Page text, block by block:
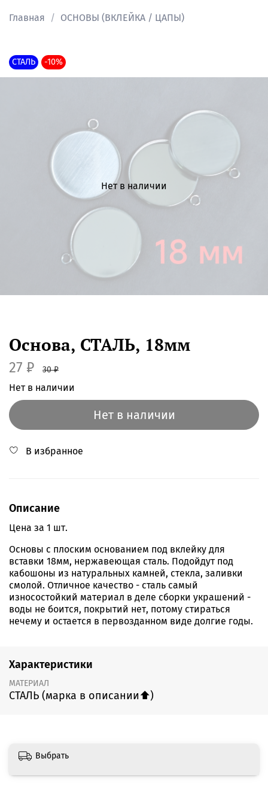
Главная ОСНОВЫ (ВКЛЕЙКА / ЦАПЫ)
Нет в наличии
СТАЛЬ -10%
Основа, СТАЛЬ, 18мм
27 ₽ 30 ₽
Нет в наличии
Нет в наличии
В избранное
Описание
Цена за 1 шт.
Основы с плоским основанием под вклейку для
вставки 18мм, нержавеющая сталь. Подойдут под
кабошоны из натуральных камней, стекла, заливки
смолой. Отличное качество - сталь самый
износостойкий материал в деле сборки украшений -
воды не боится, покрытий нет, потому стираться
нечему и остается в первозданном виде долгие годы.
Характеристики
МАТЕРИАЛ
СТАЛЬ (марка в описании⬆️)
Выбрать